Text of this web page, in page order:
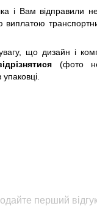
і Вам відправили
що дизайн і
(фото не
упаковці.
перший